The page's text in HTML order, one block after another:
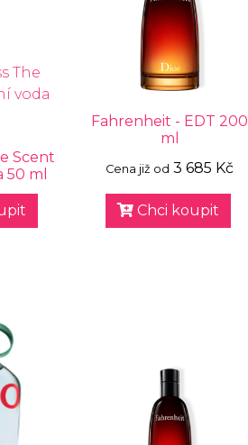
Scent
ml
Fahrenheit - EDT 200
ml
Cena již od 3 685 Kč
Chci koupit